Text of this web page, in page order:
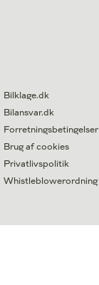
Bilklage.dk
Bilansvar.dk
Forretningsbetingelser
Brug af cookies
Privatlivspolitik
Whistleblowerordning